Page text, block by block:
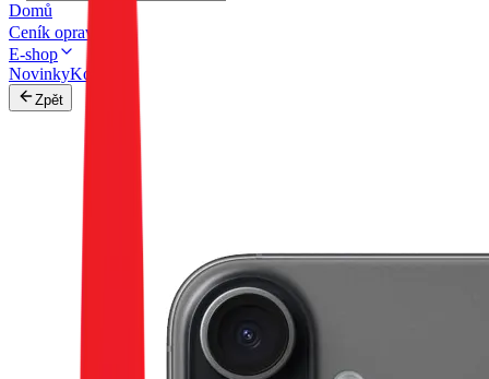
Domů
Ceník oprav
E-shop
NovinkyKontakt
Zpět